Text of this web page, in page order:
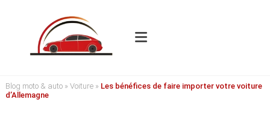
Blog moto & auto» Voiture» Les bénéfices de faire importer votre voiture
d’Allemagne